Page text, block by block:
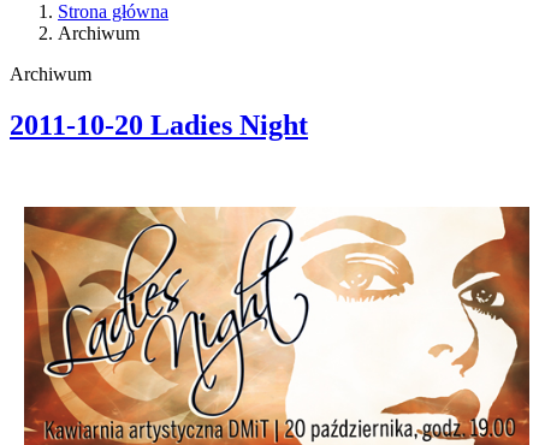
Strona główna
Archiwum
Archiwum
2011-10-20 Ladies Night